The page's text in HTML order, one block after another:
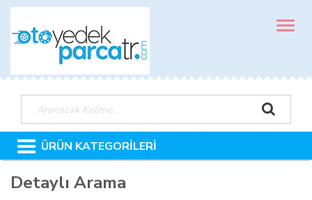
MENÜ
ÜRÜN KATEGORİLERİ
Detaylı Arama